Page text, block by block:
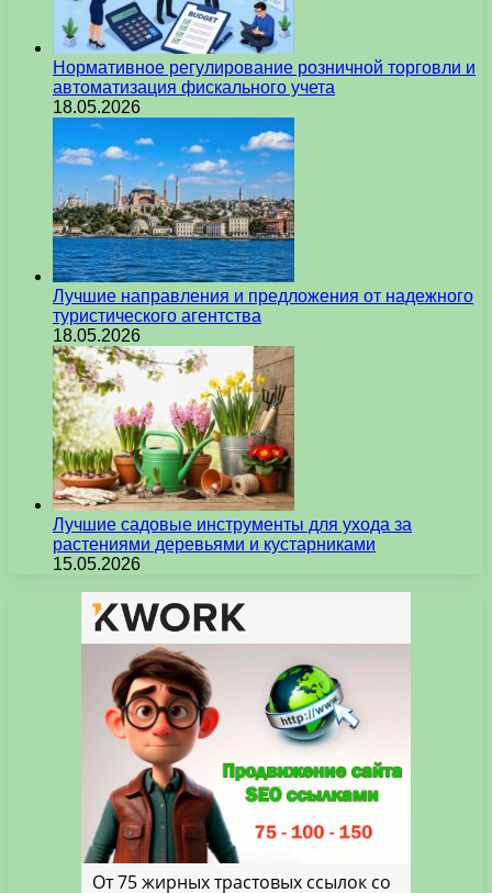
Нормативное регулирование розничной торговли и
автоматизация фискального учета
18.05.2026
Лучшие направления и предложения от надежного
туристического агентства
18.05.2026
Лучшие садовые инструменты для ухода за
растениями деревьями и кустарниками
15.05.2026